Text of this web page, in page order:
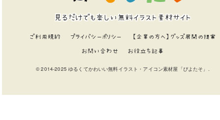
見るだけでも楽しい無料イラスト素材サイト
ご利用規約 プライバシーポリシー 【企業の方へ】グッズ展開の提案
お問い合わせ お役立ち記事
© 2014-2025 ゆるくてかわいい無料イラスト・アイコン素材屋「ぴよたそ」.